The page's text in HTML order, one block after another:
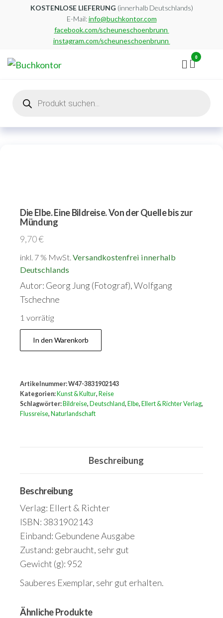
KOSTENLOSE LIEFERUNG (innerhalb Deutschlands)
E-Mail:info@buchkontor.com
facebook.com/scheuneschoenbrunn
instagram.com/scheuneschoenbrunn
0
search
Die Elbe. Eine Bildreise. Von der Quelle bis zur
Mündung
9,70€
inkl. 7 % MwSt. Versandkostenfrei innerhalb
Deutschlands
Autor: Georg Jung (Fotograf), Wolfgang
Tschechne
1 vorrätig
Elbe.
Von
der
Quelle
In den Warenkorb
Artikelnummer:W47-3831902143
Kategorien: Kunst & Kultur, Reise
Schlagwörter: Bildreise, Deutschland, Elbe, Ellert & Richter Verlag,
Flussreise, Naturlandschaft
Beschreibung
Beschreibung
Verlag: Ellert & Richter
ISBN: 3831902143
Einband: Gebundene Ausgabe
Zustand: gebraucht, sehr gut
Gewicht (g): 952
Sauberes Exemplar, sehr gut erhalten.
Ähnliche Produkte